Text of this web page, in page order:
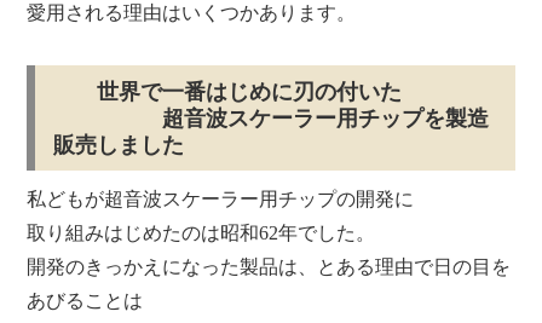
愛用される理由はいくつかあります。
世界で一番はじめに刃の付いた
超音波スケーラー用チップを製造
販売しました
私どもが超音波スケーラー用チップの開発に
取り組みはじめたのは昭和62年でした。
開発のきっかえになった製品は、とある理由で日の目を
あびることは